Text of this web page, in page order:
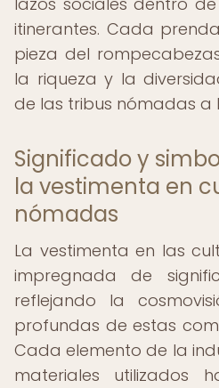
itinerantes. Cada
pieza del
la riqueza y la
de las tribus nómadas a
Significado y
la vestimenta en
nómadas
La vestimenta en las
impregnada de
reflejando la
profundas de estas
Cada elemento de la
materiales utilizados